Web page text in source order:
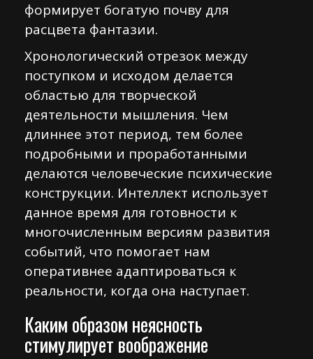
формирует богатую почву для
расцвета фантазии.
Хронологический отрезок между
поступком и исходом делается
областью для творческой
деятельности мышления. Чем
длиннее этот период, тем более
подробными и проработанными
делаются человеческие психические
конструкции. Интеллект использует
данное время для готовности к
многочисленным версиям развития
событий, что помогает нам
оперативнее адаптироваться к
реальности, когда она наступает.
Каким образом неясность
стимулирует воображение